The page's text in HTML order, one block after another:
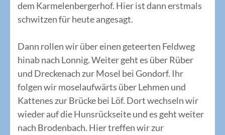
dem Karmelenbergerhof. Hier ist dann erstmals
schwitzen für heute angesagt.
Dann rollen wir über einen geteerten Feldweg
hinab nach Lonnig. Weiter geht es über Rüber
und Dreckenach zur Mosel bei Gondorf. Ihr
folgen wir moselaufwärts über Lehmen und
Kattenes zur Brücke bei Löf. Dort wechseln wir
wieder auf die Hunsrückseite und es geht weiter
nach Brodenbach. Hier treffen wir zur